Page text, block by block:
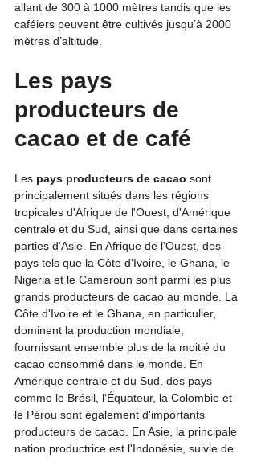
allant de 300 à 1000 mètres tandis que les
caféiers peuvent être cultivés jusqu’à 2000
mètres d’altitude.
Les pays
producteurs de
cacao et de café
Les pays producteurs de cacao sont
principalement situés dans les régions
tropicales d'Afrique de l'Ouest, d'Amérique
centrale et du Sud, ainsi que dans certaines
parties d'Asie. En Afrique de l'Ouest, des
pays tels que la Côte d'Ivoire, le Ghana, le
Nigeria et le Cameroun sont parmi les plus
grands producteurs de cacao au monde. La
Côte d'Ivoire et le Ghana, en particulier,
dominent la production mondiale,
fournissant ensemble plus de la moitié du
cacao consommé dans le monde. En
Amérique centrale et du Sud, des pays
comme le Brésil, l'Équateur, la Colombie et
le Pérou sont également d'importants
producteurs de cacao. En Asie, la principale
nation productrice est l'Indonésie, suivie de